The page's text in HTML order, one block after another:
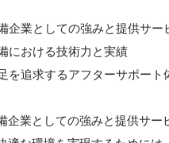
企業としての強みと提供サー
における技術力と実績
を追求するアフターサポート
企業としての強みと提供サー